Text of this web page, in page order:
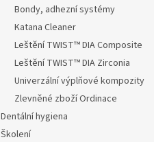
Bondy, adhezní systémy
Katana Cleaner
Leštění TWIST™ DIA Composite
Leštění TWIST™ DIA Zirconia
Univerzální výplňové kompozity
Zlevněné zboží Ordinace
Dentální hygiena
Školení